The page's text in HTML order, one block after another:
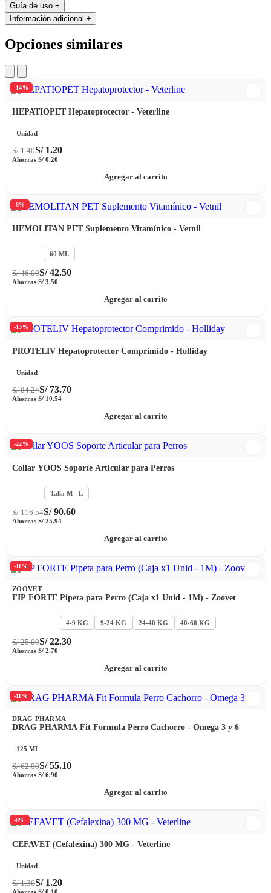
Guía de uso +
Información adicional +
Opciones similares
-14%
HEPATIOPET Hepatoprotector - Veterline
Unidad
S/1.40S/1.20
Ahorras S/ 0.20
Agregar al carrito
-8%
HEMOLITAN PET Suplemento Vitamínico - Vetnil
60 ML
S/46.00S/42.50
Ahorras S/ 3.50
Agregar al carrito
-13%
PROTELIV Hepatoprotector Comprimido - Holliday
Unidad
S/84.24S/73.70
Ahorras S/ 10.54
Agregar al carrito
-22%
Collar YOOS Soporte Articular para Perros
Talla M - L
S/116.54S/90.60
Ahorras S/ 25.94
Agregar al carrito
-11%
ZOOVET
FIP FORTE Pipeta para Perro (Caja x1 Unid - 1M) - Zoovet
4-9 KG 9-24 KG 24-40 KG 40-60 KG
S/25.00S/22.30
Ahorras S/ 2.70
Agregar al carrito
-11%
DRAG PHARMA
DRAG PHARMA Fit Formula Perro Cachorro - Omega 3 y 6
125 ML
S/62.00S/55.10
Ahorras S/ 6.90
Agregar al carrito
-8%
CEFAVET (Cefalexina) 300 MG - Veterline
Unidad
S/1.30S/1.20